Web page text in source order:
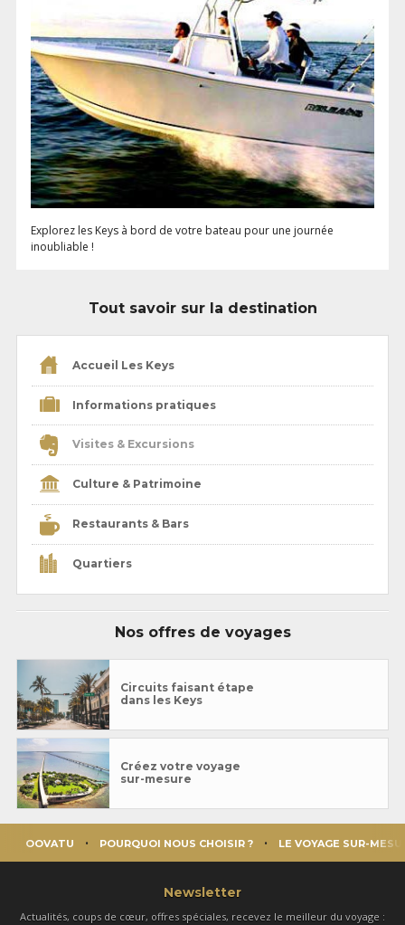
Explorez les Keys à bord de votre bateau pour une journée
inoubliable !
Tout savoir sur la destination
Accueil Les Keys
Informations pratiques
Visites & Excursions
Culture & Patrimoine
Restaurants & Bars
Quartiers
Nos offres de voyages
Circuits faisant étape
dans les Keys
Créez votre voyage
sur-mesure
OOVATU POURQUOI NOUS CHOISIR ? LE VOYAGE SUR-
Newsletter
Actualités, coups de cœur, offres spéciales, recevez le meilleur du voyage :